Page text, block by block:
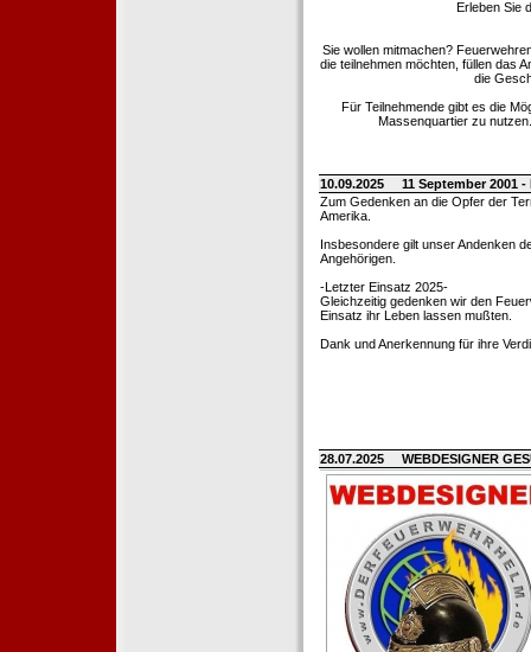
Erleben Sie
Sie wollen mitmachen?
die teilnehmen möchten, füllen das
die
Für Teilnehmende gibt es die
Massenquartier zu
10.09.2025
11 September 2001
Zum Gedenken an die Opfer der
Amerika.
Insbesondere gilt unser Andenken
Angehörigen.
-Letzter Einsatz 2025-
Gleichzeitig gedenken wir den
Einsatz ihr Leben lassen mußten.
Dank und Anerkennung für ihre
28.07.2025 WEBDESIGNER